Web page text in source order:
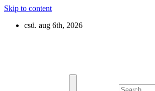
Skip to content
csü. aug 6th, 2026